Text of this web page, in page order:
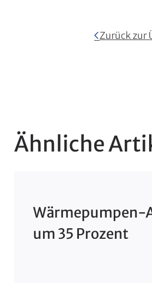
Zurück zur
Ähnliche
Wärmepumpen-
um 35 Prozent